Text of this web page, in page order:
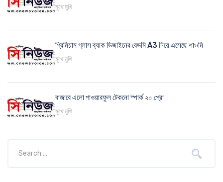
মুখোমুখি
প্রিমিয়াম গ্লাস ব্যাক ডিজাইনের রেডমি A3 নিয়ে এসেছে শাওমি
মুখোমুখি
বাজারে এলো পাওয়ারফুল টেকনো স্পার্ক ২০ প্রো
মুখোমুখি